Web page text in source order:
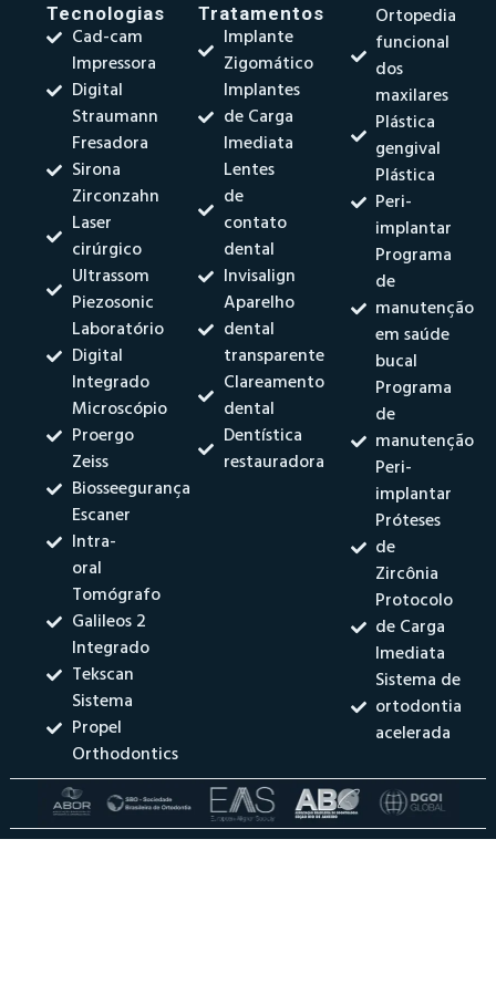
Tecnologias
Cad-cam
Impressora
Digital
Straumann
Fresadora
Sirona
Zirconzahn
Laser
cirúrgico
Ultrassom
Piezosonic
Laboratório
Digital
Integrado
Microscópio
Proergo
Zeiss
Biosseegurança
Escaner
Intra-
oral
Tomógrafo
Galileos 2
Integrado
Tekscan
Sistema
Propel
Orthodontics
Tratamentos
Implante
Zigomático
Implantes
de Carga
Imediata
Lentes
de
contato
dental
Invisalign
Aparelho
dental
transparente
Clareamento
dental
Dentística
restauradora
Ortopedia
funcional
dos
maxilares
Plástica
gengival
Plástica
Peri-
implantar
Programa
de
manutenção
em saúde
bucal
Programa
de
manutenção
Peri-
implantar
Próteses
de
Zircônia
Protocolo
de Carga
Imediata
Sistema de
ortodontia
acelerada